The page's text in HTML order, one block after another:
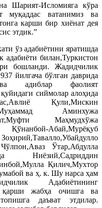
Шарият-Исломияга кўра
муқаддас ватанимиз ва
карши бир хиёнат дея
этдик.”
ўз адабиётини яратишда
билан,Туркистон
бошланди. Жадидчилик
йилгача бўлган даврида
фаолият
сиймолар алоҳида
Қули,Мискин
Аминхужа
Маҳмудхўжа
Aбай,Мурёқуб
Ўтар,Абдулла
Ниёзий,Садриддин
Қилич,Мухтор
ва ҳ. к. Шу нарса ҳам
Адабиётининг
қарши жабҳа очишга ва
даъват этдилар.